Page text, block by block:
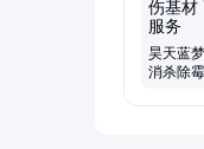
清洗、
昊天蓝
消杀除